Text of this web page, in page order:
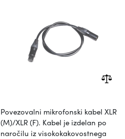
Povezovalni mikrofonski kabel XLR
(M)/XLR (F). Kabel je izdelan po
naročilu iz visokokakovostnega